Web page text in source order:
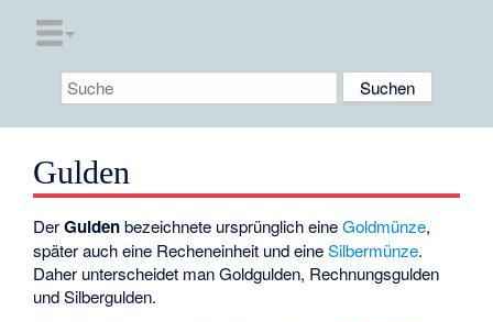
Gulden
DerGuldenbezeichnete ursprünglich eineGoldmünze,
später auch eine Recheneinheit und eineSilbermünze.
Daher unterscheidet man Goldgulden, Rechnungsgulden
und Silbergulden.